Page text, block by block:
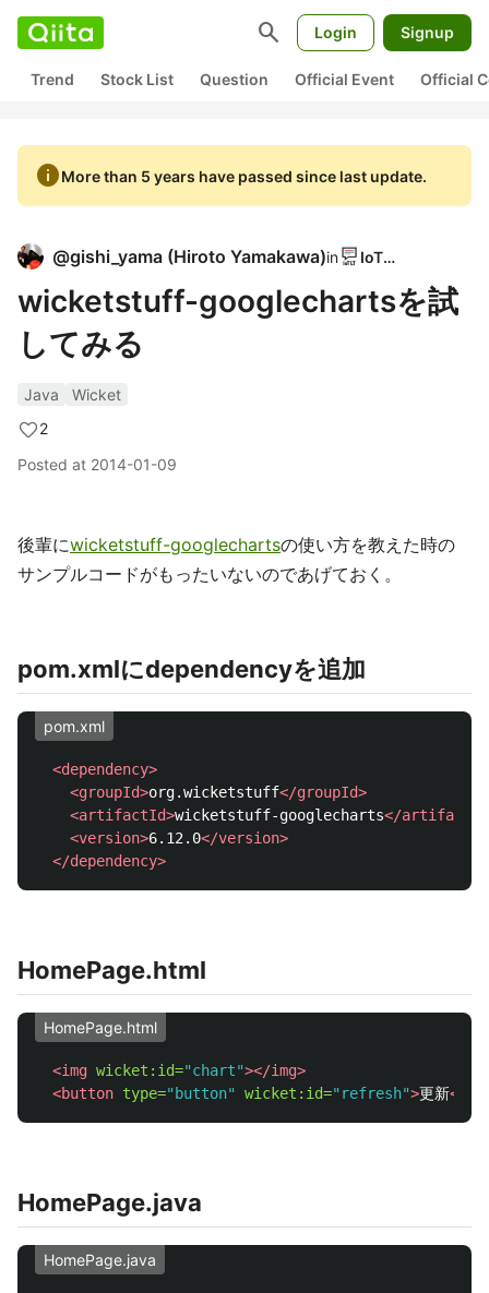
search Login Signup
Trend Stock List Question Official Event Official
infoMore than 5 years have passed since last update.
@gishi_yama (Hiroto Yamakawa)in IoTLT
wicketstuff-googlechartsを試
してみる
Java
Wicket
2
Posted at 2014-01-09
後輩にwicketstuff-googlechartsの使い方を教えた時の
サンプルコードがもったいないのであげておく。
pom.xmlにdependencyを追加
pom.xml
<dependency>
<groupId>org.wicketstuff</groupId>
<artifactId>wicketstuff-googlecharts</
<version>6.12.0</version>
</dependency>
HomePage.html
HomePage.html
<img wicket:id="chart"></img>
<button type="button" wicket:id="refresh">更新</
HomePage.java
HomePage.java